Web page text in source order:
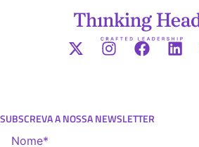
SUBSCREVA A NOSSA NEWSLETTER